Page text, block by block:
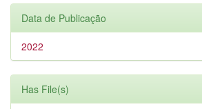
Data de Publicação
2022
Has File(s)